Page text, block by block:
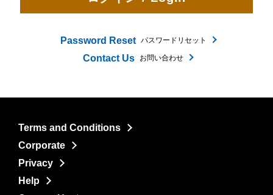
Password Reset パスワードリセット
Contact Us お問い合わせ
Terms and Conditions
Corporate
Privacy
Help